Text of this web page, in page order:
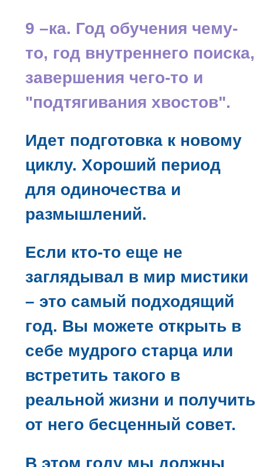
9 –ка. Год обучения чему-
то, год внутреннего поиска,
завершения чего-то и
"подтягивания хвостов".
Идет подготовка к новому
циклу. Хороший период
для одиночества и
размышлений.
Если кто-то еще не
заглядывал в мир мистики
– это самый подходящий
год. Вы можете открыть в
себе мудрого старца или
встретить такого в
реальной жизни и получить
от него бесценный совет.
В этом году мы должны